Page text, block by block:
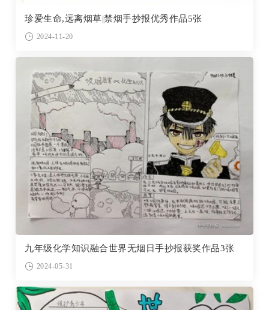
珍爱生命,远离烟草|禁烟手抄报优秀作品5张
2024-11-20
九年级化学知识融合世界无烟日手抄报获奖作品3张
2024-05-31